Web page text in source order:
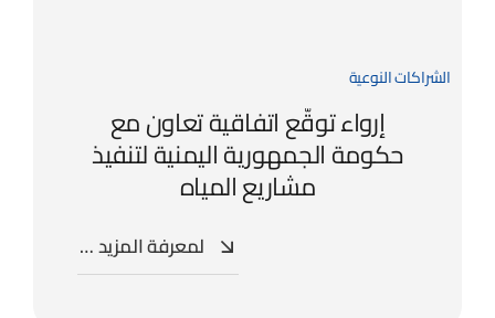
الشراكات النوعية
إرواء توقّع اتفاقية تعاون مع
حكومة الجمهورية اليمنية لتنفيذ
مشاريع المياه
لمعرفة المزيد …